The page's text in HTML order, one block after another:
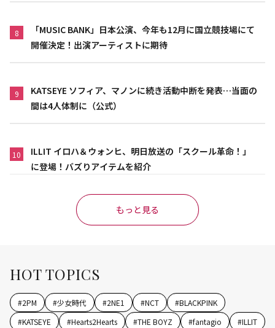
8
「MUSIC BANK」日本公演、今年も12月に国立競技場にて
開催決定！出演アーティストに期待
9
KATSEYE ソフィア、マノンに続き活動中断を発表…当面の
間は4人体制に（公式）
10
ILLIT イロハ＆ウォンヒ、明日放送の「スクール革命！」
に登場！バズりアイテムを紹介
もっと見る
HOT TOPICS
#2PM #少女時代 #2NE1 #NCT #BLACKPINK
#KATSEYE #Hearts2Hearts #THE BOYZ #fantagio #ILLIT